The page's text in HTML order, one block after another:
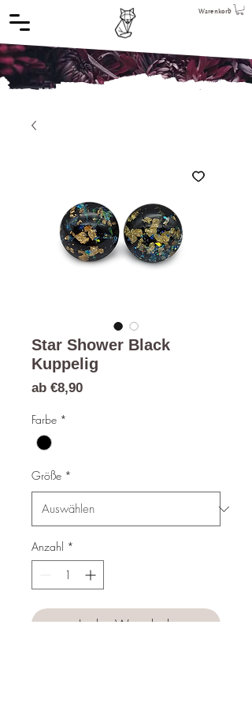
Warenkorb
Star Shower Black
Kuppelig
ab €8,90Sale-
Farbe *
Größe *
Anzahl *
In den Warenkorb